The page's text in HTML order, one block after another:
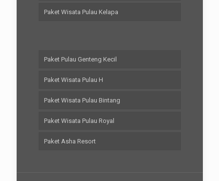
Paket Wisata Pulau Kelapa
Paket Pulau Genteng Kecil
Paket Wisata Pulau H
Paket Wisata Pulau Bintang
Paket Wisata Pulau Royal
Paket Asha Resort